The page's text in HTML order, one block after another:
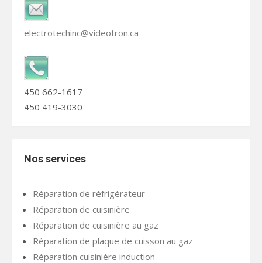
electrotechinc@videotron.ca
450 662-1617
450 419-3030
Nos services
Réparation de réfrigérateur
Réparation de cuisinière
Réparation de cuisinière au gaz
Réparation de plaque de cuisson au gaz
Réparation cuisinière induction